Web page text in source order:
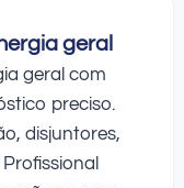
geral
geral com
preciso.
disjuntores,